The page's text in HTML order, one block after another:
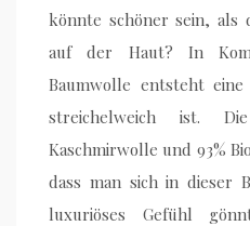
könnte schöner sein, als
auf der Haut? In
Baumwolle entsteht
streichelweich ist.
Kaschmirwolle und 93%
dass man sich in dieser
luxuriöses Gefühl